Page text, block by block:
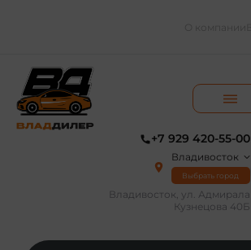
+7 929 420-55-00
Владивосток
Выбрать город
Владивосток, ул. Адмирала
Кузнецова 40Б